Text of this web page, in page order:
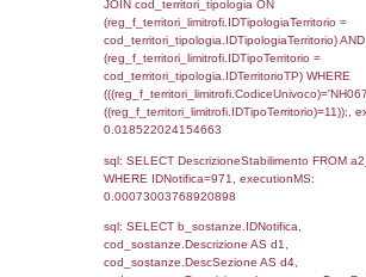
0.07043194770813
sql: SELECT
_limitrofi.DescAltro
JOIN